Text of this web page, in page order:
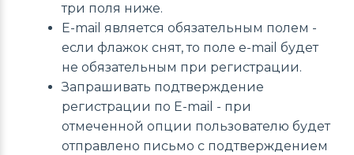
три поля ниже.
E-mail является обязательным полем -
если флажок снят, то поле e-mail будет
не обязательным при регистрации.
Запрашивать подтверждение
регистрации по E-mail - при
отмеченной опции пользователю будет
отправлено письмо с подтверждением